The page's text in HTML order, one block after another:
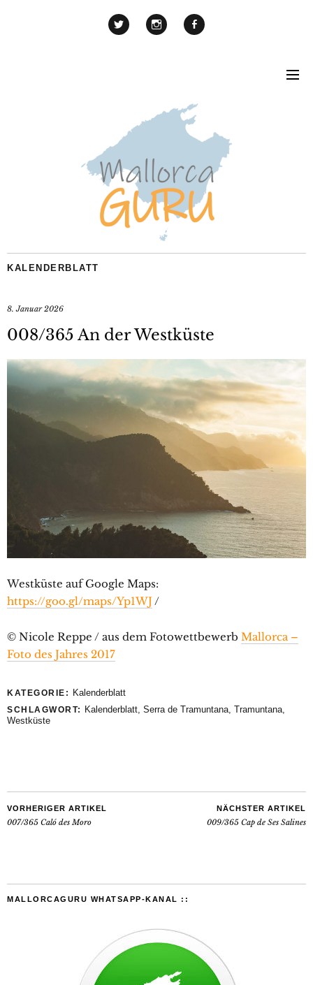
KALENDERBLATT
8. Januar 2026
008/365 An der Westküste
Westküste auf Google Maps:
https://goo.gl/maps/Yp1WJ/
© Nicole Reppe / aus dem Fotowettbewerb Mallorca –
Foto des Jahres 2017
KATEGORIE: Kalenderblatt
SCHLAGWORT: Kalenderblatt, Serra de Tramuntana, Tramuntana,
Westküste
VORHERIGER ARTIKEL
007/365 Caló des Moro
NÄCHSTER ARTIKEL
009/365 Cap de Ses Salines
MALLORCAGURU WHATSAPP-KANAL ::